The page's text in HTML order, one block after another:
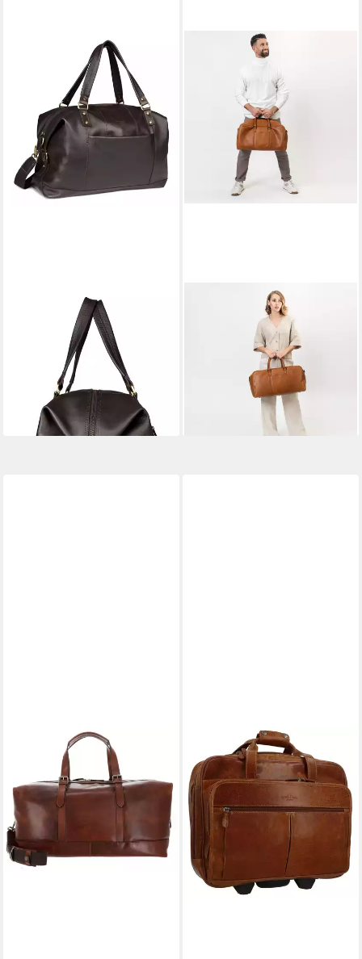
Reisetasche Weekender, aus
echtem Rindsleder
UVP 289,95 €
lieferbar - in 2-3 Werktagen bei dir
Weekender Memphis, Leder
UVP 289,95 €
lieferbar - in 2-3 Werktagen bei dir